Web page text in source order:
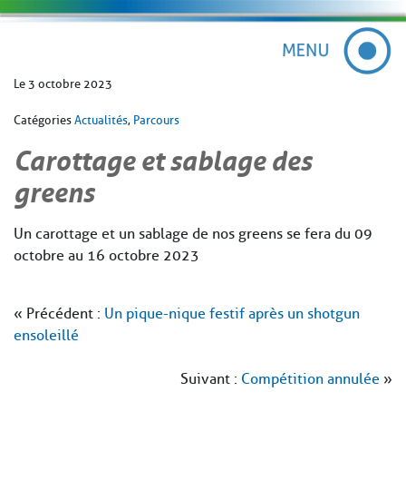
Le 3 octobre 2023
Catégories Actualités, Parcours
Carottage et sablage des
greens
Un carottage et un sablage de nos greens se fera du 09
octobre au 16 octobre 2023
« Précédent : Un pique-nique festif après un shotgun
ensoleillé
Suivant : Compétition annulée »